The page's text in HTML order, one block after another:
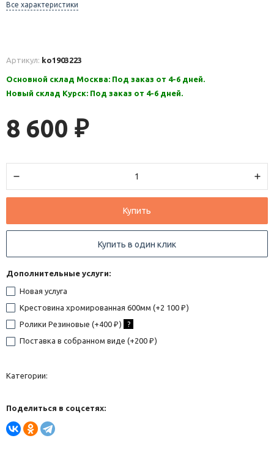
Все характеристики
Артикул: ko1903223
Основной склад Москва: Под заказ от 4-6 дней.
Новый склад Курск: Под заказ от 4-6 дней.
8 600 ₽
Купить
Купить в один клик
Дополнительные услуги:
Новая услуга
Крестовина хромированная 600мм (+2 100 ₽ )
Ролики Резиновые (+400 ₽ ) ?
Поставка в собранном виде (+200 ₽ )
Категории:
Поделиться в соцсетях: